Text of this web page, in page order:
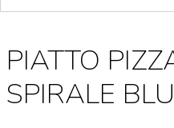
PIATTO
SPIRALE BLU